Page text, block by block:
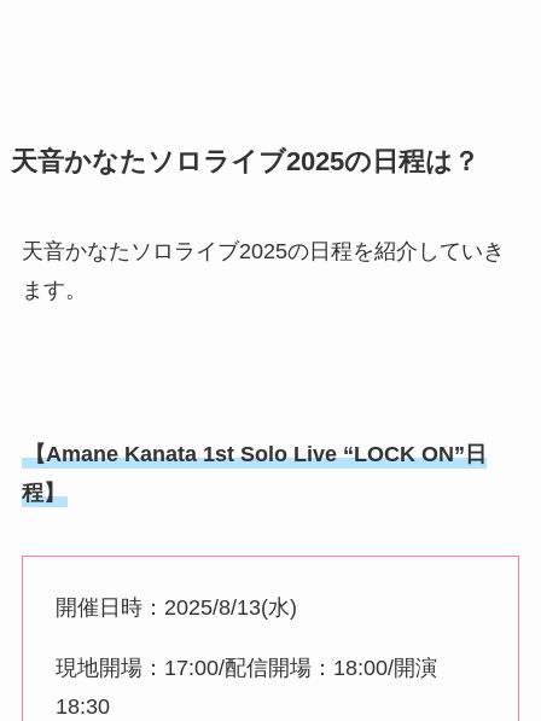
天音かなたソロライブ2025の日程は？
天音かなたソロライブ2025の日程を紹介していき
ます。
【Amane Kanata 1st Solo Live “LOCK ON”日
程】
開催日時：2025/8/13(水)
現地開場：17:00/配信開場：18:00/開演
18:30